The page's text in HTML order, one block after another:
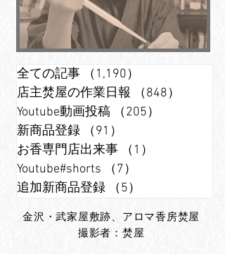
全ての記事 （1,190）
店主焚屋の作業日報
（848）
Youtube動画投稿
（205）
新商品登録
（91）
お香専門店出来事
（1）
Youtube#shorts
（7）
追加新商品登録
（5）
金沢・武家屋敷跡、アロマ香房焚屋
撮影者：焚屋